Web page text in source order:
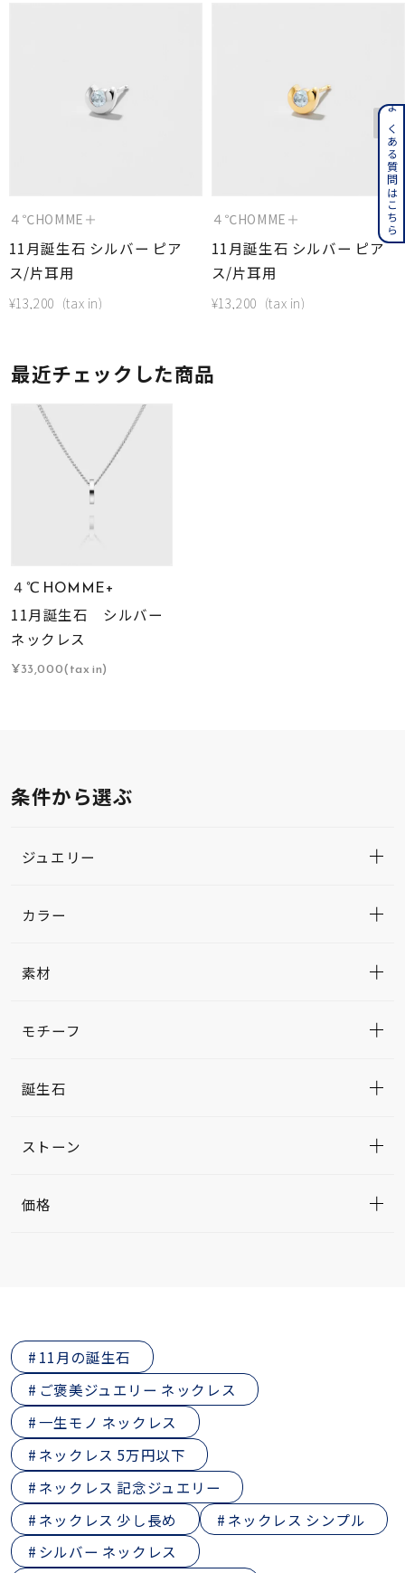
４℃HOMME＋
11月誕生石 シルバー ピア
ス/片耳用
¥13,200
４℃HOMME＋
11月誕生石 シルバー ピア
ス/片耳用
¥13,200
最近チェックした商品
４℃ HOMME+
11月誕生石 シルバー
ネックレス
¥33,000(tax in)
条件から選ぶ
ジュエリー
カラー
素材
モチーフ
誕生石
ストーン
価格
11月の誕生石
ご褒美ジュエリー ネックレス
一生モノ ネックレス
ネックレス 5万円以下
ネックレス 記念ジュエリー
ネックレス 少し長め
ネックレス シンプル
シルバー ネックレス
よくある質問はこちら